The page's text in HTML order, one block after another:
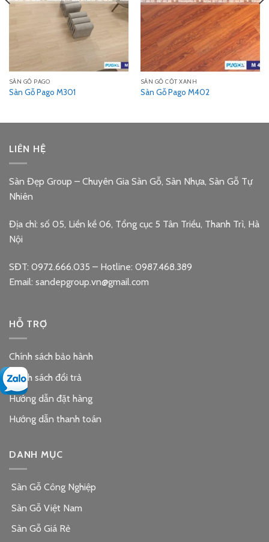
SÀN GỖ PAGO
Sàn Gỗ Pago M301
SÀN GỖ CỐT XANH
Sàn Gỗ Pago M402
LIÊN HỆ
Sàn Đẹp Group – Chuyên Gia Sàn Gỗ, Sàn Nhựa, Sàn Gỗ Tự
Nhiên
Địa chỉ: số 05, Liền kề 06, Tổng cục 5 Tân Triều, Thanh Trì, Hà
Nội
SĐT: 0972.666.035 – Hotline: 0987.468.389
Email: sandepgroup.vn@gmail.com
HỖ TRỢ
Chính sách bảo hành
Chính sách đổi trả
Hướng dẫn đặt hàng
Hướng dẫn thanh toán
DANH MỤC
Sàn Gỗ Công Nghiệp
Sàn Gỗ Việt Nam
Sàn Gỗ Giá Rẻ